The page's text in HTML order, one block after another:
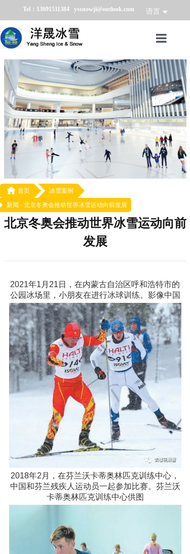
Tel：13691511384 yssnowji@outlook.com 语言
首页
冰雪产品
冰雪业务
冰雪案例
冰雪新闻
 首页
冰雪案例
新闻 - 北京冬奥会推动世界冰雪运动向前发展
北京冬奥会推动世界冰雪运动向前
发展
2021年1月21日，在内蒙古自治区呼和浩特市的
公园冰场里，小朋友在进行冰球训练。影像中国
2018年2月，在芬兰沃卡蒂奥林匹克训练中心，
中国和芬兰残疾人运动员一起参加比赛。芬兰沃
卡蒂奥林匹克训练中心供图